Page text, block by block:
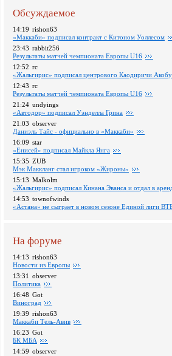
Обсуждаемое
14:19 rishon63
«Маккаби» подписал контракт с Китоном Уоллесом
23:43 rabbit256
Pезультаты матчей чемпионата Европы U16
12:52 rc
«Жальгирис» подписал центрового Каодиричи
12:43 rc
Pезультаты матчей чемпионата Европы U16
21:24 undyings
«Автодор» подписал Уэнделла Грина
21:03 observer
Даниэль Тайс - официально в «Маккаби»
16:09 star
«Енисей» подписал Майкла Янга
15:35 ZUB
Мэк Маккланг стал игроком «Жироны»
15:13 Malkolm
«Жальгирис» подписал Кинана Эванса и отдал в
14:53 townofwinds
«Астана» не сыграет в новом сезоне Единой лиги
На форуме
14:13 rishon63
Новости из Европы
13:31 observer
Политика
16:48 Got
Виноград
19:39 rishon63
Маккаби Тель-Авив
16:23 Got
БК МБА
14:59 observer